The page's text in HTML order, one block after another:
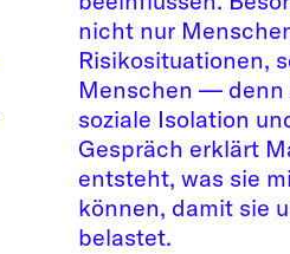
nicht nur
Risikosituationen,
Menschen — denn
soziale Isolation
Gespräch erklärt
entsteht, was sie
können, damit sie
belastet.